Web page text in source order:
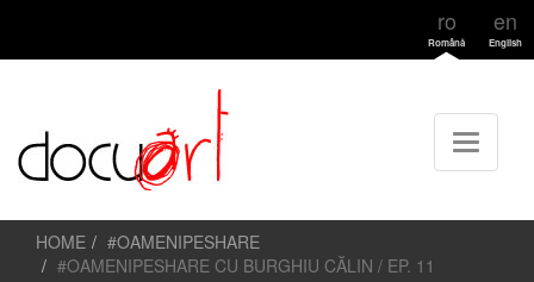
ro
Română
en
English
HOME
#OAMENIPESHARE
#OAMENIPESHARE CU BURGHIU CĂLIN / EP. 11